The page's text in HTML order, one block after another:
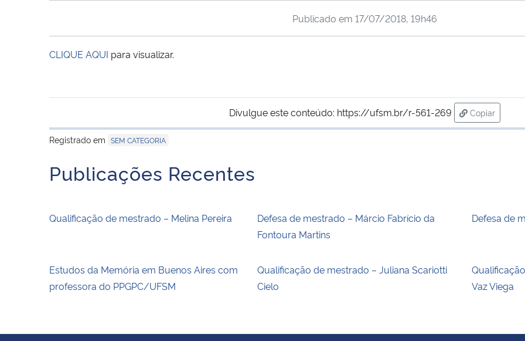
Publicado em 17/07/2018, 19h46
CLIQUE AQUI para visualizar.
Divulgue este conteúdo: https://ufsm.br/r-561-269
Copiar
para área
Registrado em SEM CATEGORIA
Publicações Recentes
Qualificação de mestrado – Melina Pereira
Defesa de mestrado – Márcio Fabrício da
Fontoura Martins
Defesa de
Estudos da Memória em Buenos Aires com
professora do PPGPC/UFSM
Qualificação de mestrado – Juliana Scariotti
Cielo
Vaz Viega